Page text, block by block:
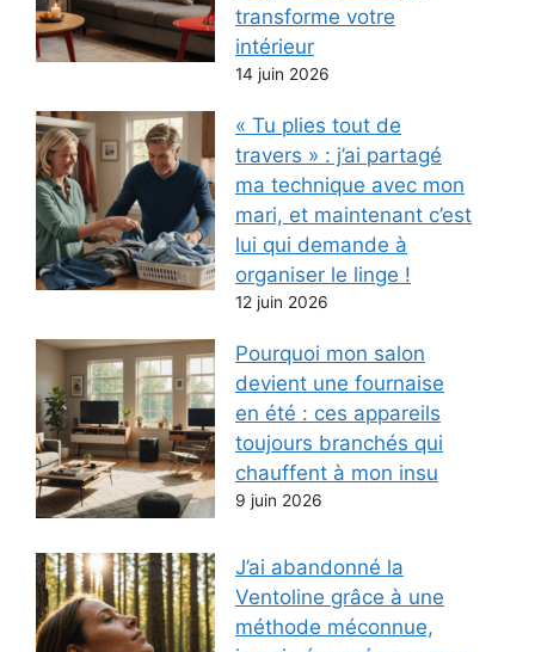
transforme votre
intérieur
14 juin 2026
« Tu plies tout de
travers » : j’ai partagé
ma technique avec mon
mari, et maintenant c’est
lui qui demande à
organiser le linge !
12 juin 2026
Pourquoi mon salon
devient une fournaise
en été : ces appareils
toujours branchés qui
chauffent à mon insu
9 juin 2026
J’ai abandonné la
Ventoline grâce à une
méthode méconnue,